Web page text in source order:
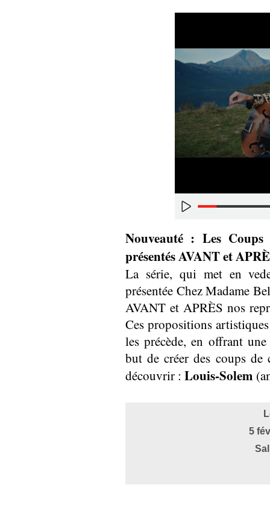
Nouveauté : Les
présentés AVANT et
La série, qui met en
présentée Chez Madame
AVANT et APRÈS nos
Ces propositions
les précède, en offrant
but de créer des coups
découvrir : Louis-Solem
5